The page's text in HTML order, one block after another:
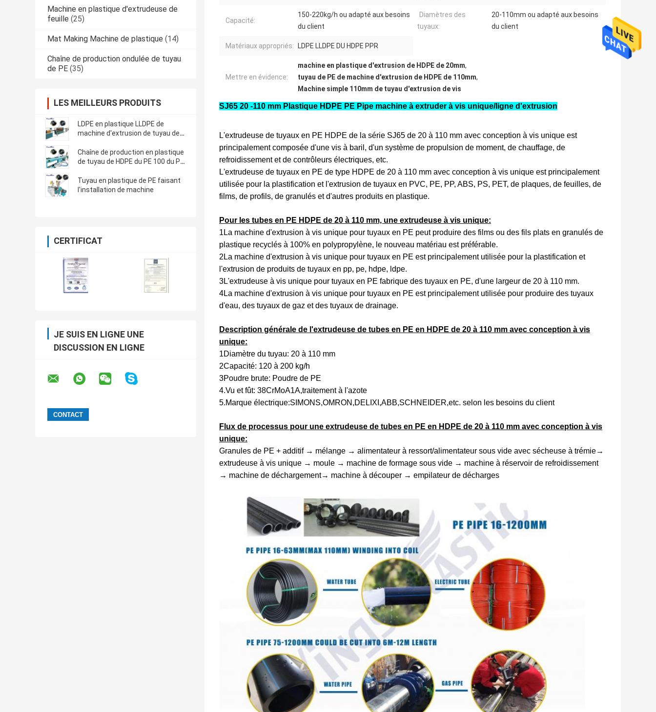
Machine en plastique d'extrudeuse de
feuille (25)
Mat Making Machine de plastique (14)
Chaîne de production ondulée de tuyau
de PE (35)
LES MEILLEURS PRODUITS
LDPE en plastique LLDPE de
machine d'extrusion de tuyau de
Chaîne de production en plastique
de tuyau de HDPE du PE 100 du PE
Tuyau en plastique de PE faisant
l'installation de machine
CERTIFICAT
JE SUIS EN LIGNE UNE
DISCUSSION EN LIGNE
Capacité:
150-220kg/h ou adapté aux besoins
du client
Diamètres des
tuyaux:
20-110mm ou adapté aux besoins
du client
Matériaux appropriés: LDPE LLDPE DU HDPE PPR
Mettre en évidence:
machine en plastique d'extrusion de HDPE de 20mm,
tuyau de PE de machine d'extrusion de HDPE de 110mm,
Machine simple 110mm de tuyau d'extrusion de vis
SJ65 20 -110 mm Plastique HDPE PE Pipe machine à extruder à vis unique/ligne d'extrusion
L'extrudeuse de tuyaux en PE HDPE de la série SJ65 de 20 à 110 mm avec conception à vis unique est
principalement composée d'une vis à baril, d'un système de propulsion de moment, de chauffage, de
refroidissement et de contrôleurs électriques, etc.
L'extrudeuse de tuyaux en PE de type HDPE de 20 à 110 mm avec conception à vis unique est principalement
utilisée pour la plastification et l'extrusion de tuyaux en PVC, PE, PP, ABS, PS, PET, de plaques, de feuilles, de
films, de profils, de granulés et d'autres produits en plastique.
Pour les tubes en PE HDPE de 20 à 110 mm, une extrudeuse à vis unique:
1La machine d'extrusion à vis unique pour tuyaux en PE peut produire des films ou des fils plats en granulés de
plastique recyclés à 100% en polypropylène, le nouveau matériau est préférable.
2La machine d'extrusion à vis unique pour tuyaux en PE est principalement utilisée pour la plastification et
l'extrusion de produits de tuyaux en pp, pe, hdpe, ldpe.
3L'extrudeuse à vis unique pour tuyaux en PE fabrique des tuyaux en PE, d'une largeur de 20 à 110 mm.
4La machine d'extrusion à vis unique pour tuyaux en PE est principalement utilisée pour produire des tuyaux
d'eau, des tuyaux de gaz et des tuyaux de drainage.
Description générale de l'extrudeuse de tubes en PE en HDPE de 20 à 110 mm avec conception à vis
unique:
1Diamètre du tuyau: 20 à 110 mm
2Capacité: 120 à 200 kg/h
3Poudre brute: Poudre de PE
4.Vu et fût: 38CrMoA1A,traitement à l'azote
5.Marque électrique:SIMONS,OMRON,DELIXI,ABB,SCHNEIDER,etc. selon les besoins du client
Flux de processus pour une extrudeuse de tubes en PE en HDPE de 20 à 110 mm avec conception à vis
unique:
Granules de PE + additif → mélange → alimentateur à ressort/alimentateur sous vide avec sécheuse à trémie→
extrudeuse à vis unique → moule → machine de formage sous vide → machine à réservoir de refroidissement
→ machine de déchargement→ machine à découper → empilateur de décharges